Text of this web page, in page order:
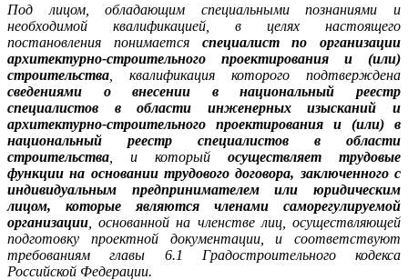
Под лицом, обладающим специальными познаниями и
необходимой квалификацией, в целях настоящего
постановления понимается специалист по организации
архитектурно-строительного проектирования и (или)
строительства , квалификация которого подтверждена
сведениями о внесении в национальный реестр
специалистов в области инженерных изысканий и
архитектурно-строительного проектирования и (или) в
национальный реестр специалистов в области
строительства , и который осуществляет трудовые
функции на основании трудового договора, заключенного с
индивидуальным предпринимателем или юридическим
лицом, которые являются членами саморегулируемой
организации , основанной на членстве лиц, осуществляющей
подготовку проектной документации, и соответствуют
требованиям главы 6.1 Градостроительного кодекса
Российской Федерации.